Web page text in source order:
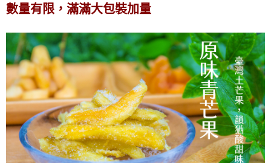
數量有限，滿滿大包裝加量